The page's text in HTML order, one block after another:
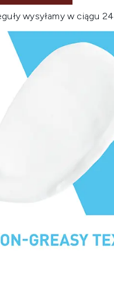
wysyłamy w ciągu